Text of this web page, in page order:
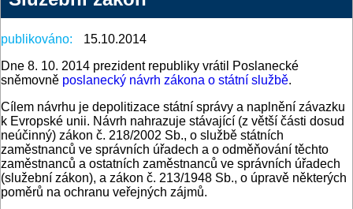
publikováno:
15.10.2014
Dne 8. 10. 2014 prezident republiky vrátil Poslanecké
sněmovně poslanecký návrh zákona o státní službě.
Cílem návrhu je depolitizace státní správy a naplnění závazku
k Evropské unii. Návrh nahrazuje stávající (z větší části dosud
neúčinný) zákon č. 218/2002 Sb., o službě státních
zaměstnanců ve správních úřadech a o odměňování těchto
zaměstnanců a ostatních zaměstnanců ve správních úřadech
(služební zákon), a zákon č. 213/1948 Sb., o úpravě některých
poměrů na ochranu veřejných zájmů.